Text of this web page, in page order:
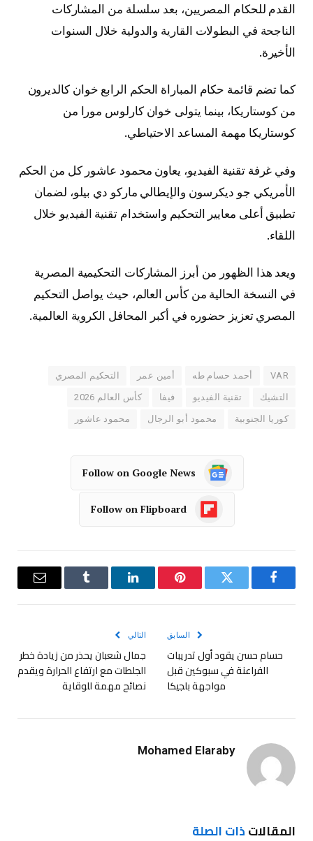
القدم للحكام المصريين، بعد سلسلة من المشاركات
الناجحة في البطولات القارية والدولية خلال السنوات
الأخيرة.
كما تضم قائمة حكام المباراة الحكم الرابع خوان كالديرون
من كوستاريكا، بينما يتولى خوان كارلوس مورا من
كوستاريكا مهمة المساعد الاحتياطي.
وفي غرفة تقنية الفيديو، يعاون محمود عاشور كل من الحكم
الأمريكي جو ديكرسون والإيطالي ماركو دي بيلو، لضمان
تطبيق أعلى معايير التحكيم واستخدام تقنية الفيديو خلال
اللقاء.
ويعد هذا الظهور من أبرز المشاركات التحكيمية المصرية
في النسخة الحالية من كأس العالم، حيث يواصل التحكيم
المصري تعزيز حضوره في أكبر المحافل الكروية العالمية.
VAR أحمد حسام طه أمين عمر التحكيم المصري
التشيك تقنية الفيديو فيفا كأس العالم 2026
كوريا الجنوبية محمود أبو الرجال محمود عاشور
Follow on Google News
Follow on Flipboard
فيسبوك تويتر بينتيريستلينكدإن Tumblr
البريد
السابق
حسام حسن يقود أول تدريبات
الفراعنة في سبوكين قبل
مواجهة بلجيكا
التالي
جمال شعبان يحذر من زيادة خطر
الجلطات مع ارتفاع الحرارة ويقدم
نصائح مهمة للوقاية
Mohamed Elaraby
المقالاتذات الصلة